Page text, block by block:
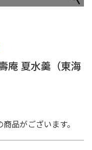
庵 夏水羹（東海
品がございます。